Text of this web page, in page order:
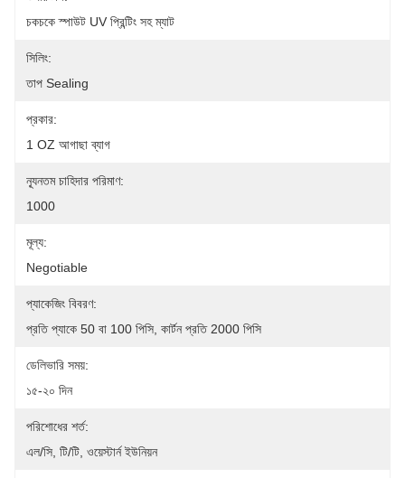
চকচকে স্পাউট UV প্রিন্টিং সহ ম্যাট
সিলিং:
তাপ Sealing
প্রকার:
1 OZ আগাছা ব্যাগ
ন্যূনতম চাহিদার পরিমাণ:
1000
মূল্য:
Negotiable
প্যাকেজিং বিবরণ:
প্রতি প্যাকে 50 বা 100 পিসি, কার্টন প্রতি 2000 পিসি
ডেলিভারি সময়:
১৫-২০ দিন
পরিশোধের শর্ত:
এল/সি, টি/টি, ওয়েস্টার্ন ইউনিয়ন